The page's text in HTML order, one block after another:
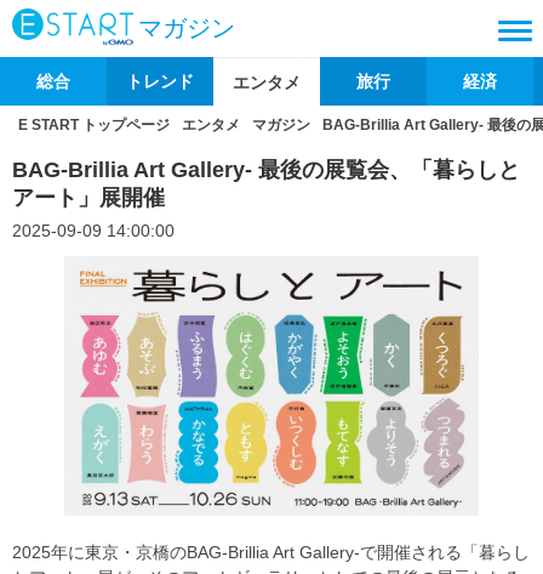
マガジン
総合 トレンド エンタメ 旅行 経済
E START トップページ エンタメ マガジン BAG-Brillia Art Gallery- 最後の
BAG-Brillia Art Gallery- 最後の展覧会、「暮らしと
アート」展開催
2025-09-09 14:00:00
2025年に東京・京橋のBAG-Brillia Art Gallery-で開催される「暮らし